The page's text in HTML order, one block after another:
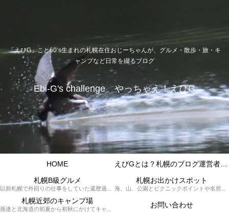
「えびG」こと60’s生まれの札幌在住おじーちゃんが、グルメ・散歩・旅・キ
ャンプなど日常を綴るブログ
Ebi-G's challenge やっちゃえ！えびG
HOME
札幌B級グルメ
以前札幌で外回りの仕事をしていた還暦過ぎブロガー「えびG」がランチ（サラリーマンランチ、サラメシ）を中心に、おそば、ラーメン、中華、日替わりランチを「札幌Bグルメ」と題してレポートしているブログカテゴリーのページです。現在は定年後の再雇用で札幌中とはいかなまでも会社の近くのすすきの界隈や家のある札幌市南区を中心に徘徊しております。
札幌お出かけスポット
海、山、公園とピクニックポイントや名所、旧跡などなど、、、、、札幌はもとより郊外の無理なく日帰りでいって帰ってこれるお出かけスポットを孫っち達（小学５、３年生、幼稚園年長さんの３人）とえびGがお出かけをして紹介しているページです。
札幌近郊のキャンプ場
孫達と北海道の初夏から初秋にかけてキャンプに出かけます。キャンプ場情報だったり料理だったり花火や遊びに虫取りとまさに「やっちゃえ！えびG」やりたい放題のブログです。 お問い合わせ